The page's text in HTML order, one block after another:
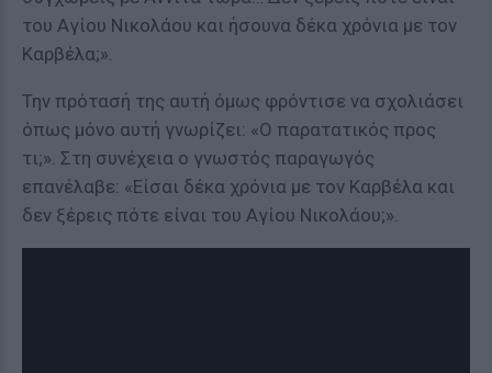
του Αγίου Νικολάου και ήσουνα δέκα χρόνια με τον
Καρβέλα;».
Την πρότασή της αυτή όμως φρόντισε να σχολιάσει
όπως μόνο αυτή γνωρίζει: «Ο παρατατικός προς
τι;». Στη συνέχεια ο γνωστός παραγωγός
επανέλαβε: «Είσαι δέκα χρόνια με τον Καρβέλα και
δεν ξέρεις πότε είναι του Αγίου Νικολάου;».